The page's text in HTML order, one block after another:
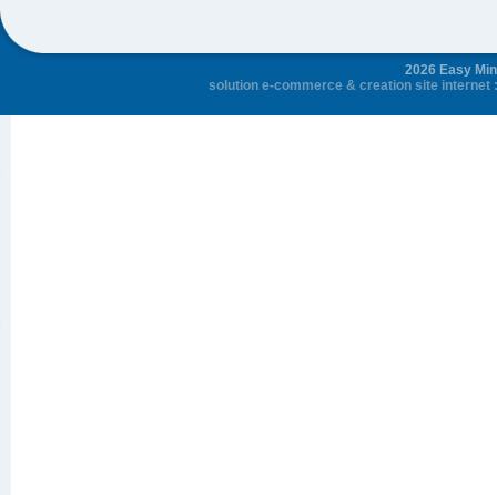
2026 Easy
solution e-commerce & creation site internet